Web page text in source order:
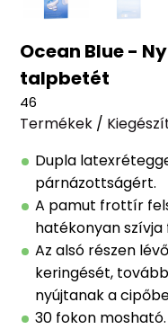
Ocean Blue -
talpbetét
46
Termékek /
Dupla
párnázottságért.
A pamut frottír
hatékonyan szívja
Az alsó részen
keringését,
nyújtanak a
30 fokon mosható.